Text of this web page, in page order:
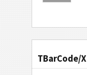
TBarCode/X